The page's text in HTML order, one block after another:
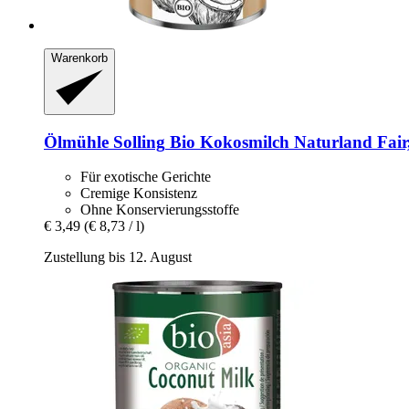
Warenkorb
Ölmühle Solling Bio Kokosmilch Naturland
Für exotische Gerichte
Cremige Konsistenz
Ohne Konservierungsstoffe
€ 3,49 (€ 8,73 / l)
Zustellung bis 12. August